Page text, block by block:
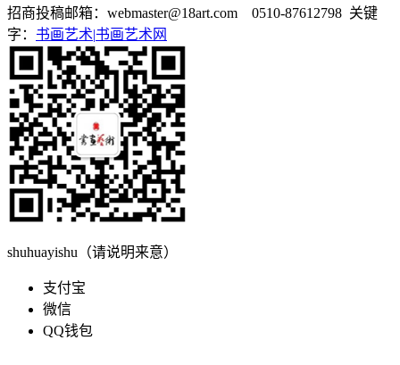
招商投稿邮箱：webmaster@18art.com 0510-87612798 关键
字： 书画艺术|书画艺术网
shuhuayishu（请说明来意）
支付宝
微信
QQ钱包